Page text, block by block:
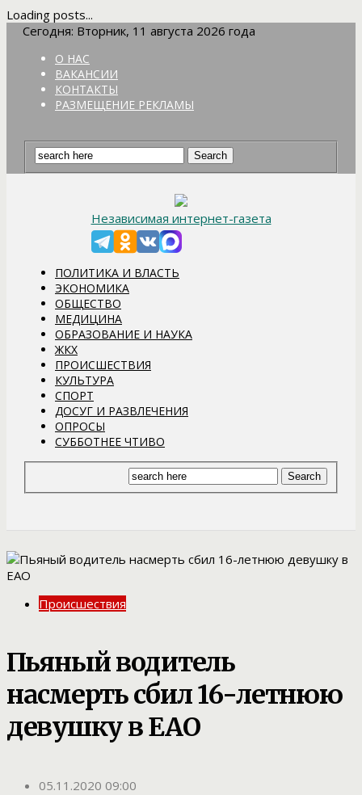
Loading posts...
Сегодня: Вторник, 11 августа 2026 года
О НАС
ВАКАНСИИ
КОНТАКТЫ
РАЗМЕЩЕНИЕ РЕКЛАМЫ
Независимая интернет-газета
ПОЛИТИКА И ВЛАСТЬ
ЭКОНОМИКА
ОБЩЕСТВО
МЕДИЦИНА
ОБРАЗОВАНИЕ И НАУКА
ЖКХ
ПРОИСШЕСТВИЯ
КУЛЬТУРА
СПОРТ
ДОСУГ И РАЗВЛЕЧЕНИЯ
ОПРОСЫ
СУББОТНЕЕ ЧТИВО
Происшествия
Пьяный водитель
насмерть сбил 16-летнюю
девушку в ЕАО
05.11.2020 09:00